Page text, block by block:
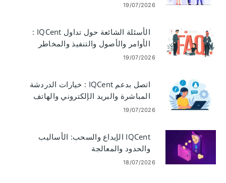
19/07/2026
الأسئلة الشائعة حول تداول IQCent :
الأوامر والأصول والتنفيذ والمخاطر
19/07/2026
اتصل بدعم IQCent : خيارات الدردشة
المباشرة والبريد الإلكتروني والهاتف
والمساعدة
19/07/2026
IQCent الإيداع والسحب: الأساليب
والحدود والمعالجة
18/07/2026